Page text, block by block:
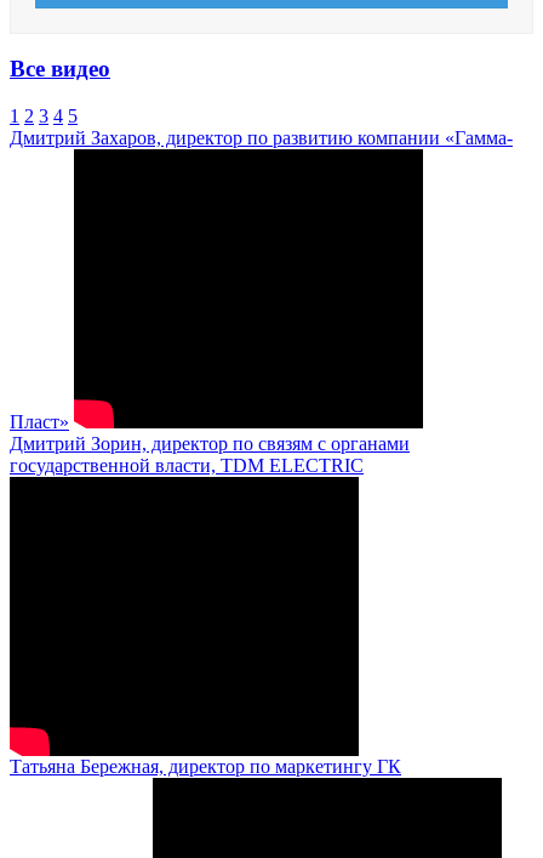
Все видео
1 2 3 4 5
Дмитрий Захаров, директор по развитию компании «Гамма-
Пласт»
Дмитрий Зорин, директор по связям с органами
государственной власти, TDM ELECTRIC
Татьяна Бережная, директор по маркетингу ГК